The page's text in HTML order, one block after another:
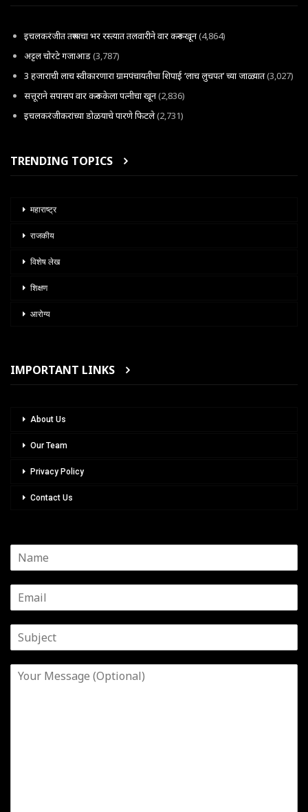
इचलकरंजीत तरूणाचा भर रस्त्यात तलवारीने वार करून खून(4,864)
अट्टल चोरटे गजाआड(3,787)
3 हजाराची लाच स्वीकारणारा ग्रामपंचायतीचा शिपाई ‘लाच लुचपत’ च्या जाळ्यात(3,027)
सत्तूराने सपासप वार करून केला पत्नीचा खून(2,836)
इचलकरंजीकरांच्या डोळयाचे पारणे फिटले(2,731)
TRENDING TOPICS
महाराष्ट्र
राजकीय
विशेष लेख
शिक्षण
आरोग्य
IMPORTANT LINKS
About Us
Our Team
Privacy Policy
Contact Us